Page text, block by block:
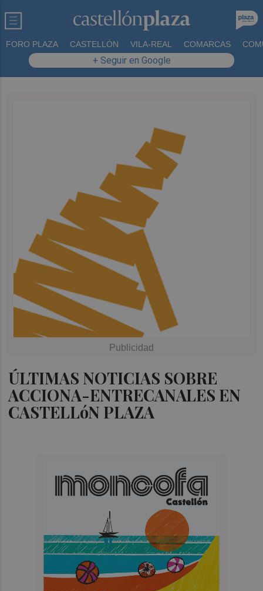
FORO PLAZA CASTELLÓN VILA-REAL COMARCAS
+ Seguir en Google
ÚLTIMAS NOTICIAS SOBRE
ACCIONA-ENTRECANALES EN
CASTELLóN PLAZA